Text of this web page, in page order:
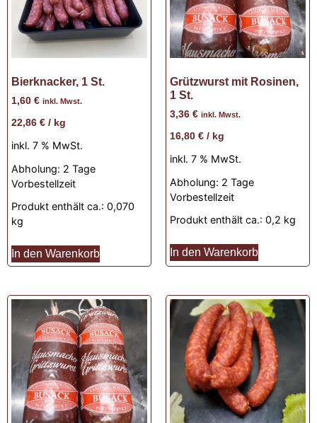
Bierknacker, 1 St.
1,60 € inkl. Mwst.
22,86 € / kg
inkl. 7 % MwSt.
Abholung: 2 Tage
Vorbestellzeit
Produkt enthält ca.: 0,070
kg
In den Warenkorb
Grützwurst mit Rosinen,
1 St.
3,36 € inkl. Mwst.
16,80 € / kg
inkl. 7 % MwSt.
Abholung: 2 Tage
Vorbestellzeit
Produkt enthält ca.: 0,2 kg
In den Warenkorb